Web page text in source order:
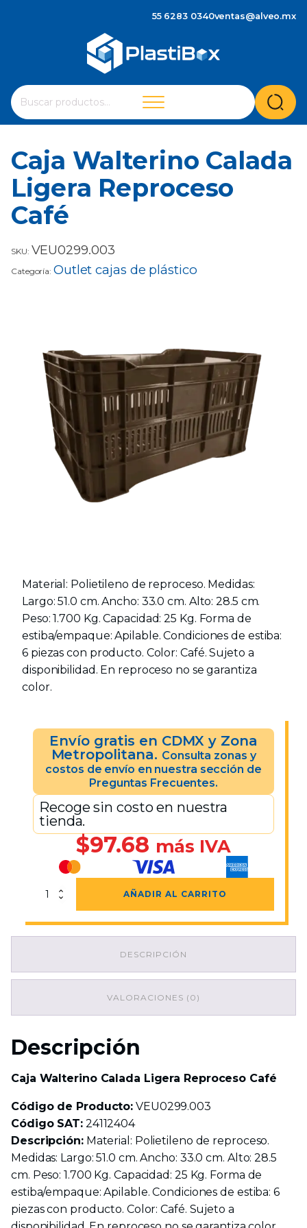
55 6283 0340ventas@alveo.mx
Buscar
por:
Cuando hay resultados autocompletados, puedes
Caja Walterino Calada
Ligera Reproceso
Café
SKU: VEU0299.003
Categoría: Outlet cajas de plástico
Material: Polietileno de reproceso. Medidas:
Largo: 51.0 cm. Ancho: 33.0 cm. Alto: 28.5 cm.
Peso: 1.700 Kg. Capacidad: 25 Kg. Forma de
estiba/empaque: Apilable. Condiciones de estiba:
6 piezas con producto. Color: Café. Sujeto a
disponibilidad. En reproceso no se garantiza
color.
Envío gratis en CDMX y Zona
Metropolitana. Consulta zonas y
costos de envío en nuestra sección de
Preguntas Frecuentes.
Recoge sin costo en nuestra
tienda.
$97.68 más IVA
Caja
AÑADIR AL CARRITO
DESCRIPCIÓN
VALORACIONES (0)
Descripción
Caja Walterino Calada Ligera Reproceso Café
Código de Producto: VEU0299.003
Código SAT:24112404
Descripción:Material: Polietileno de reproceso.
Medidas: Largo: 51.0 cm. Ancho: 33.0 cm. Alto: 28.5
cm. Peso: 1.700 Kg. Capacidad: 25 Kg. Forma de
estiba/empaque: Apilable. Condiciones de estiba: 6
piezas con producto. Color: Café. Sujeto a